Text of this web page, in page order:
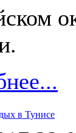
в Тунисе